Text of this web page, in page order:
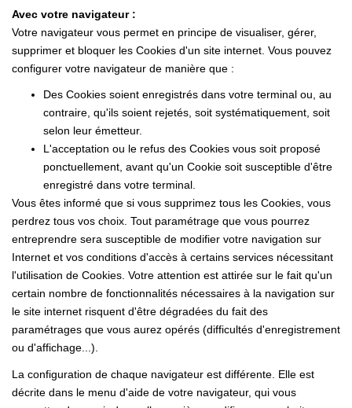
Avec votre navigateur :
Votre navigateur vous permet en principe de visualiser, gérer,
supprimer et bloquer les Cookies d'un site internet. Vous pouvez
configurer votre navigateur de manière que :
Des Cookies soient enregistrés dans votre terminal ou, au
contraire, qu'ils soient rejetés, soit systématiquement, soit
selon leur émetteur.
L'acceptation ou le refus des Cookies vous soit proposé
ponctuellement, avant qu'un Cookie soit susceptible d'être
enregistré dans votre terminal.
Vous êtes informé que si vous supprimez tous les Cookies, vous
perdrez tous vos choix. Tout paramétrage que vous pourrez
entreprendre sera susceptible de modifier votre navigation sur
Internet et vos conditions d'accès à certains services nécessitant
l'utilisation de Cookies. Votre attention est attirée sur le fait qu'un
certain nombre de fonctionnalités nécessaires à la navigation sur
le site internet risquent d'être dégradées du fait des
paramétrages que vous aurez opérés (difficultés d'enregistrement
ou d'affichage...).
La configuration de chaque navigateur est différente. Elle est
décrite dans le menu d'aide de votre navigateur, qui vous